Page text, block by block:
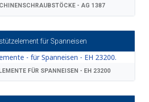
- AG 1387
für Spanneisen
FÜR SPANNEISEN - EH 23200